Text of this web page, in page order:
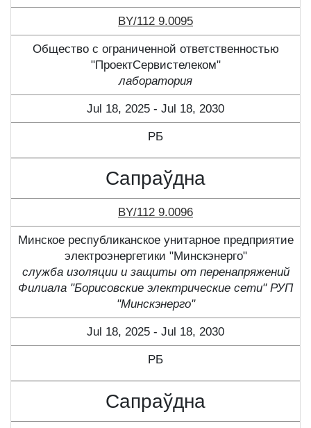
BY/112 9.0095
Общество с ограниченной ответственностью
"ПроектСервистелеком"
лаборатория
Jul 18, 2025 - Jul 18, 2030
РБ
Сапраўдна
BY/112 9.0096
Минское республиканское унитарное предприятие
электроэнергетики "Минскэнерго"
служба изоляции и защиты от перенапряжений
Филиала "Борисовские электрические сети" РУП
"Минскэнерго"
Jul 18, 2025 - Jul 18, 2030
РБ
Сапраўдна